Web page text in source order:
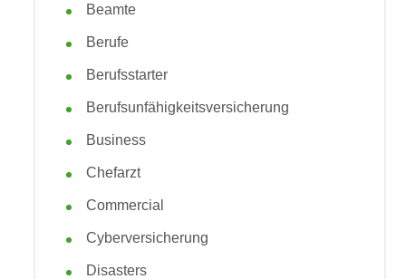
Beamte
Berufe
Berufsstarter
Berufsunfähigkeitsversicherung
Business
Chefarzt
Commercial
Cyberversicherung
Disasters